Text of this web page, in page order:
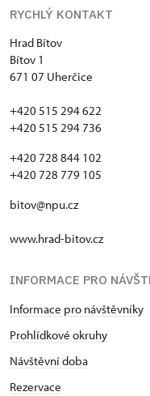
RYCHLÝ KONTAKT
Hrad Bítov
Bítov 1
671 07 Uherčice
+420 515 294 622
+420 515 294 736
+420 728 844 102
+420 728 779 105
bitov@npu.cz
www.hrad-bitov.cz
INFORMACE PRO
Informace pro návštěvníky
Prohlídkové okruhy
Návštěvní doba
Rezervace